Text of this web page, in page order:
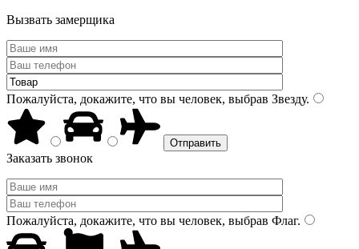
Вызвать замерщика
Пожалуйста, докажите, что вы человек, выбрав Звезду.
Заказать звонок
Пожалуйста, докажите, что вы человек, выбрав Флаг.